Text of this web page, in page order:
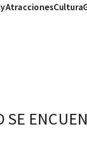
AtraccionesCultura